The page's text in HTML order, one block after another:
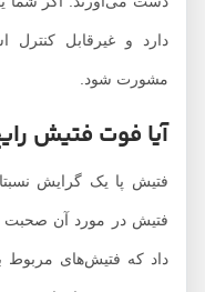
دارد و غیرقابل کنترل
مشورت شود.
آیا فوت فتیش رایج
فتیش پا یک گرایش نسبتا
فتیش در مورد آن صحبت
داد که فتیش‌های مربوط به